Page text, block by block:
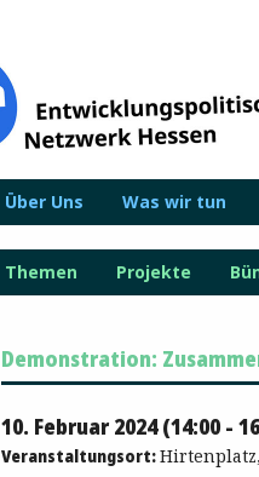
Über Uns Was wir tun
Themen Projekte
Demonstration:
10. Februar 2024 (14:00 -
Veranstaltungsort: